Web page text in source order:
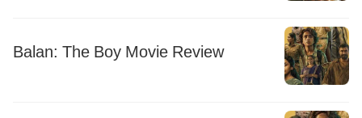
Balan: The Boy Movie Review